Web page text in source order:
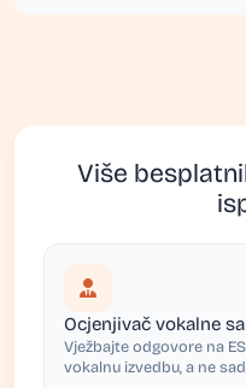
Više
Ocjenjivač vokalne
Vježbajte odgovore na
vokalnu izvedbu, a ne